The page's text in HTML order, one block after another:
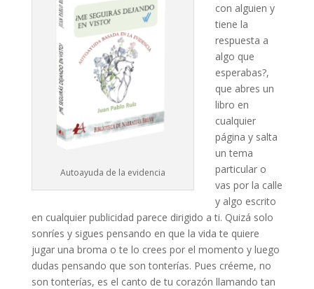
Autoayuda de la evidencia
con alguien y
tiene la
respuesta a
algo que
esperabas?,
que abres un
libro en
cualquier
página y salta
un tema
particular o
vas por la calle
y algo escrito
en cualquier publicidad parece dirigido a ti. Quizá solo
sonríes y sigues pensando en que la vida te quiere
jugar una broma o te lo crees por el momento y luego
dudas pensando que son tonterías. Pues créeme, no
son tonterías, es el canto de tu corazón llamando tan